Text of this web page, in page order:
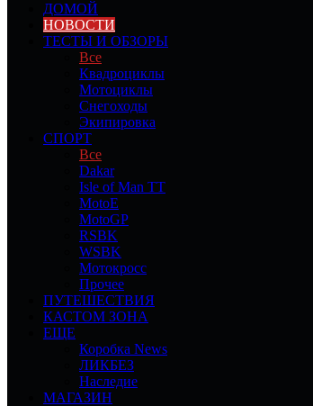
ДОМОЙ
НОВОСТИ
ТЕСТЫ И ОБЗОРЫ
Все
Квадроциклы
Мотоциклы
Снегоходы
Экипировка
СПОРТ
Все
Dakar
Isle of Man TT
MotoE
MotoGP
RSBK
WSBK
Мотокросс
Прочее
ПУТЕШЕСТВИЯ
КАСТОМ ЗОНА
ЕЩЕ
Коробка News
ЛИКБЕЗ
Наследие
МАГАЗИН